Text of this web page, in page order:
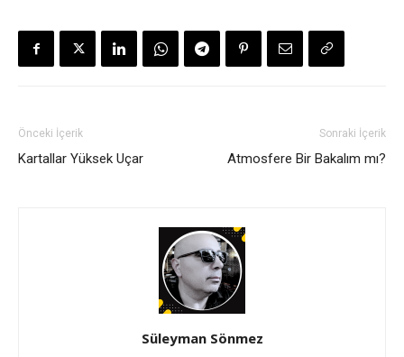
Önceki İçerik
Kartallar Yüksek Uçar
Sonraki İçerik
Atmosfere Bir Bakalım mı?
Süleyman Sönmez